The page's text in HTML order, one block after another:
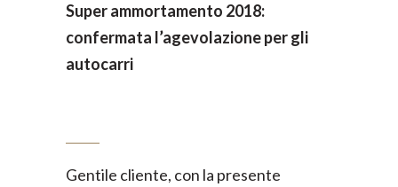
Super ammortamento 2018:
confermata l’agevolazione per gli
autocarri
Gentile cliente, con la presente